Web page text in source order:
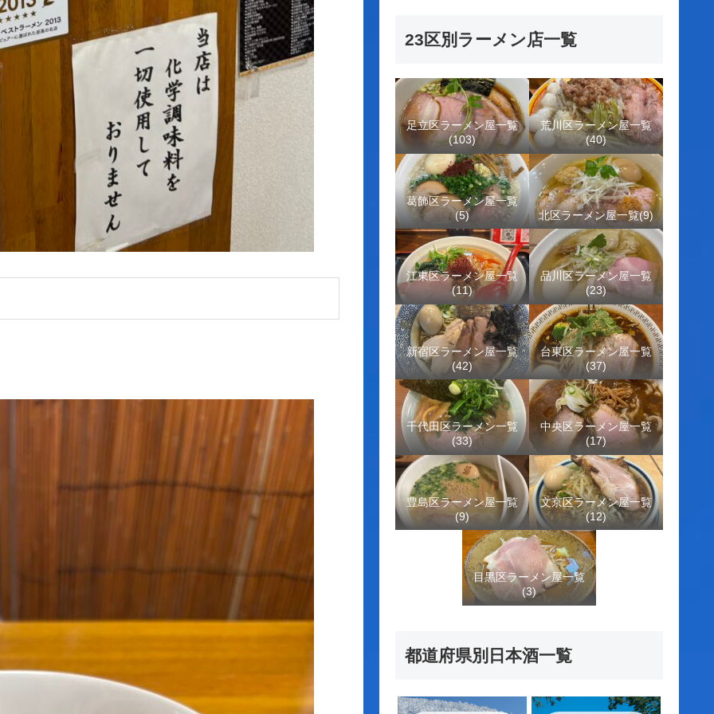
23区別ラーメン店一覧
足立区ラーメン屋一覧
(103)
荒川区ラーメン屋一覧
(40)
葛飾区ラーメン屋一覧
(5)
北区ラーメン屋一覧(9)
江東区ラーメン屋一覧
(11)
品川区ラーメン屋一覧
(23)
新宿区ラーメン屋一覧
(42)
台東区ラーメン屋一覧
(37)
千代田区ラーメン一覧
(33)
中央区ラーメン屋一覧
(17)
豊島区ラーメン屋一覧
(9)
文京区ラーメン屋一覧
(12)
目黒区ラーメン屋一覧
(3)
都道府県別日本酒一覧